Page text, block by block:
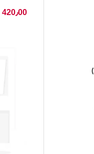
420٫00 ر.س.‏ غير شامل الضريبة